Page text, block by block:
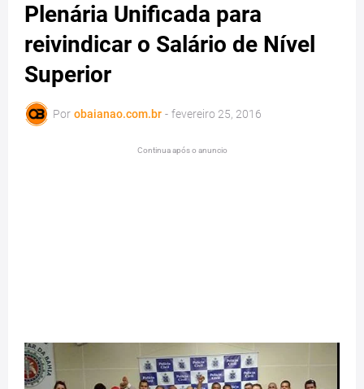
Plenária Unificada para
reivindicar o Salário de Nível
Superior
Por obaianao.com.br - fevereiro 25, 2016
Continua após o anuncio